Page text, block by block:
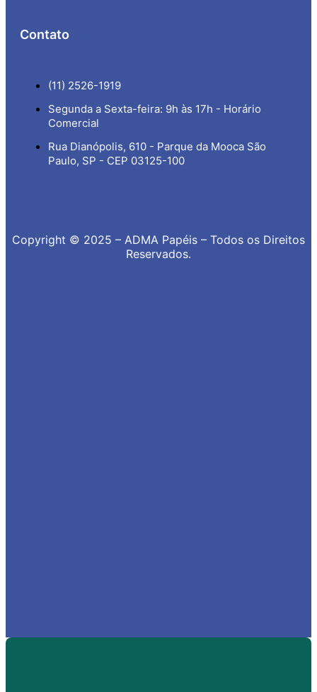
Contato
(11) 2526-1919
Segunda a Sexta-feira: 9h às 17h - Horário
Comercial
Rua Dianópolis, 610 - Parque da Mooca São
Paulo, SP - CEP 03125-100
Copyright © 2025 – ADMA Papéis – Todos os Direitos
Reservados.